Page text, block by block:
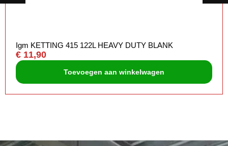
Igm KETTING 415 122L HEAVY DUTY BLANK
€ 11,90
Toevoegen aan winkelwagen